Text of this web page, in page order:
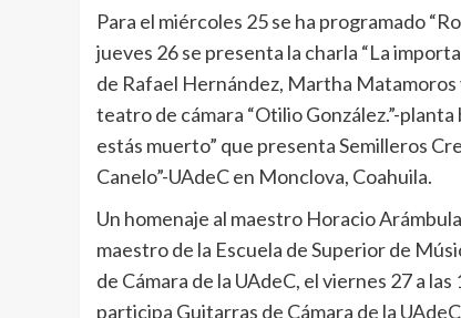
Para el miércoles 25 se ha programado
jueves 26 se presenta la charla “La
de Rafael Hernández, Martha Matamoros
teatro de cámara “Otilio González.”-
estás muerto” que presenta Semilleros
Canelo”-UAdeC en Monclova, Coahuila.
Un homenaje al maestro Horacio
maestro de la Escuela de Superior de
de Cámara de la UAdeC, el viernes 27 a
participa Guitarras de Cámara de la